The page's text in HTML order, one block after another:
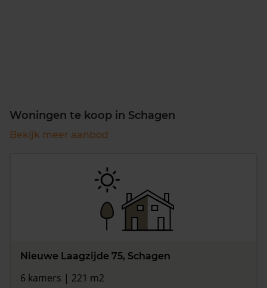
Woningen te koop in Schagen
Bekijk meer aanbod
Nieuwe Laagzijde 75, Schagen
6 kamers | 221 m2